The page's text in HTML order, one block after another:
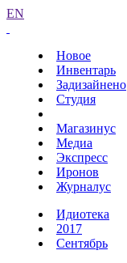
EN
Новое
Инвентарь
Задизайнено
Студия
Магазинус
Медиа
Экспресс
Иронов
Журналус
Идиотека
2017
Сентябрь